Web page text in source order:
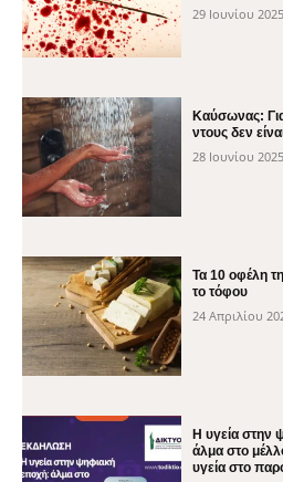
29 Ιουνίου 2025
Καύσωνας:
ντους δεν
28 Ιουνίου 2025
Τα 10 οφέλη
το τόφου
24 Απριλίου
H υγεία στην
άλμα στο
υγεία στο